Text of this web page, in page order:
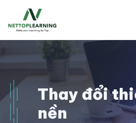
Chuyển
dung
Thay đổi
nền